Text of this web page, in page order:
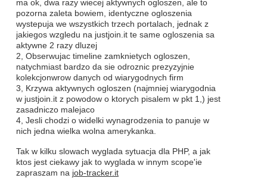
ma ok, dwa razy wiecej aktywnych ogloszen, ale to
pozorna zaleta bowiem, identyczne ogloszenia
wystepuja we wszystkich trzech portalach, jednak z
jakiegos wzgledu na justjoin.it te same ogloszenia sa
aktywne 2 razy dluzej
2, Obserwujac timeline zamknietych ogloszen,
natychmiast bardzo da sie odroznic prezyzyjnie
kolekcjonwrow danych od wiarygodnych firm
3, Krzywa aktywnych ogloszen (najmniej wiarygodnia
w justjoin.it z powodow o ktorych pisalem w pkt 1,) jest
zasadniczo malejaco
4, Jesli chodzi o widelki wynagrodzenia to panuje w
nich jedna wielka wolna amerykanka.
Tak w kilku slowach wyglada sytuacja dla PHP, a jak
ktos jest ciekawy jak to wyglada w innym scope'ie
zapraszam na job-tracker.it